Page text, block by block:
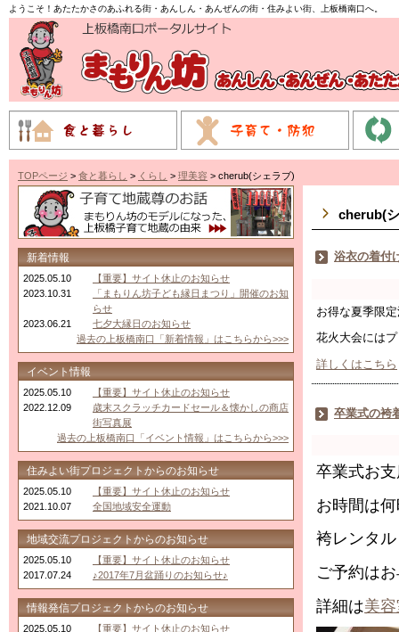
ようこそ！あたたかさのあふれる街・あんしん・あんぜんの街・住みよい街、上板橋南口へ。
TOPページ > 食と暮らし > くらし > 理美容 > cherub(シェラブ)
cherub(
浴衣の着付
お得な夏季限
花火大会には
詳しくはこちら
卒業式の袴
卒業式お
お時間は
袴レンタ
ご予約は
詳細は美
新着情報
2025.05.10
【重要】サイト休止のお知らせ
2023.10.31
「まもりん坊子ども縁日まつり」開催のお知
らせ
2023.06.21
七夕大縁日のお知らせ
過去の上板橋南口「新着情報」はこちらから>>>
イベント情報
2025.05.10
【重要】サイト休止のお知らせ
2022.12.09
歳末スクラッチカードセール＆懐かしの商店
街写真展
過去の上板橋南口「イベント情報」はこちらから>>>
住みよい街プロジェクトからのお知らせ
2025.05.10
【重要】サイト休止のお知らせ
2021.10.07
全国地域安全運動
地域交流プロジェクトからのお知らせ
2025.05.10
【重要】サイト休止のお知らせ
2017.07.24
♪2017年7月盆踊りのお知らせ♪
情報発信プロジェクトからのお知らせ
2025.05.10
【重要】サイト休止のお知らせ